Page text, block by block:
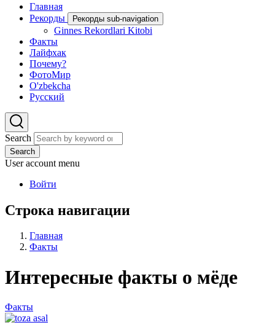
Главная
Рекорды
Рекорды sub-navigation
Ginnes Rekordlari Kitobi
Факты
Лайфхак
Почему?
ФотоМир
O'zbekcha
Русский
Search
Search
User account menu
Войти
Строка навигации
Главная
Факты
Интересные факты о мёде
Факты